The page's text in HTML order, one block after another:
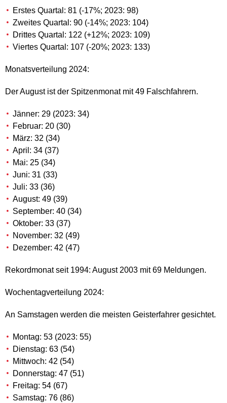
Erstes Quartal: 81 (-17%; 2023: 98)
Zweites Quartal: 90 (-14%; 2023: 104)
Drittes Quartal: 122 (+12%; 2023: 109)
Viertes Quartal: 107 (-20%; 2023: 133)
Monatsverteilung 2024:
Der August ist der Spitzenmonat mit 49 Falschfahrern.
Jänner: 29 (2023: 34)
Februar: 20 (30)
März: 32 (34)
April: 34 (37)
Mai: 25 (34)
Juni: 31 (33)
Juli: 33 (36)
August: 49 (39)
September: 40 (34)
Oktober: 33 (37)
November: 32 (49)
Dezember: 42 (47)
Rekordmonat seit 1994: August 2003 mit 69 Meldungen.
Wochentagverteilung 2024:
An Samstagen werden die meisten Geisterfahrer gesichtet.
Montag: 53 (2023: 55)
Dienstag: 63 (54)
Mittwoch: 42 (54)
Donnerstag: 47 (51)
Freitag: 54 (67)
Samstag: 76 (86)